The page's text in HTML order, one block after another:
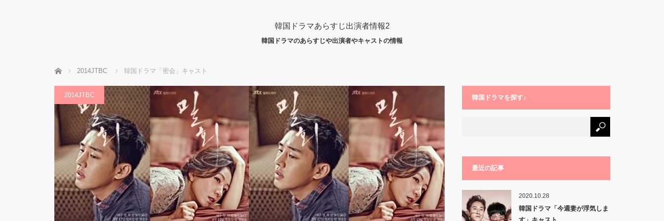
韓国ドラマあらすじ出演者情報2
韓国ドラマのあらすじや出演者やキャストの情報
ホーム 2014JTBC 韓国ドラマ「密会」キャスト
2014JTBC 韓国ドラマを探す♪
最近の記事
2020.10.28
韓国ドラマ「今週妻が浮気しま